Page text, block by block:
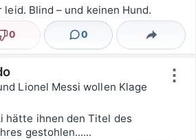
Blind – und keinen Hund.
Nicht lustig
0 0
Kommentare Teilen
⋮
Lionel Messi wollen Klage
hätte ihnen den Titel des
gestohlen......